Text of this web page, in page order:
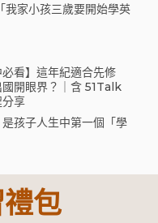
我家小孩三歲要開始學英
必看】這年紀適合先修
國開眼界？｜含 51Talk
享
孩子人生中第一個「學
包